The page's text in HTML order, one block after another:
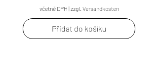
včetně DPH |zzgl. Versandkosten
Přidat do košíku